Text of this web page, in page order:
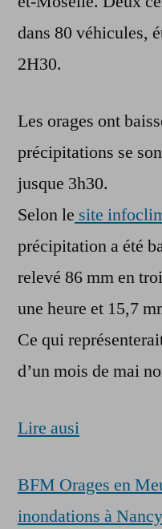
dans 80 véhicules,
2H30.
Les orages ont
précipitations se
jusque 3h30.
Selon le site
précipitation a été
relevé 86 mm en
une heure et 15,7
Ce qui
d’un mois de mai
Lire ausi
BFM Orages en
inondations à Nancy